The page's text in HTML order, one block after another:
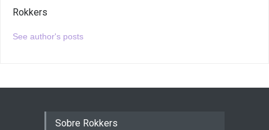
Rokkers
See author's posts
Sobre Rokkers